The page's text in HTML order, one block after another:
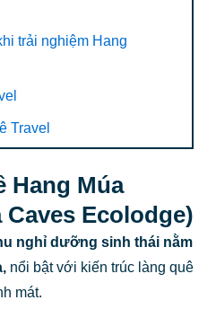
trải nghiệm Hang
Travel
Hang Múa
Ecolodge)
nghỉ dưỡng sinh thái nằm
nổi bật với kiến trúc làng quê
mát.